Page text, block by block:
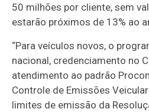
50 milhões por cliente, sem
estarão próximos de 13% ao
“Para veículos novos, o
nacional, credenciamento no
atendimento ao padrão
Controle de Emissões
limites de emissão da